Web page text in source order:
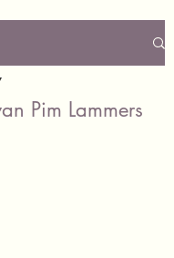
Pim Lammers